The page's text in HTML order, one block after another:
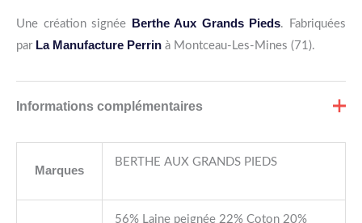
Une création signée Berthe Aux Grands Pieds. Fabriquées
par La Manufacture Perrin à Montceau-Les-Mines (71).
Informations complémentaires
Marques
BERTHE AUX GRANDS PIEDS
56% Laine peignée 22% Coton 20%